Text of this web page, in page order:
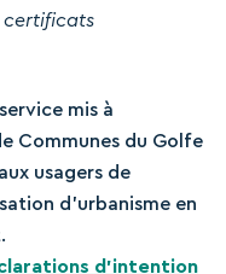
certificats
mis à
Communes du Golfe
usagers de
d’urbanisme en
d’intention